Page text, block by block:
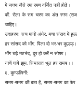
में जगण जैसे रमा रमण वर्जित नहीं होते।
की. रोला के सम चरण का अंत रगण
चाहिए।
उदाहरण: सच मानो अंधेर, मचा संसद में
हर सांसद को भाँग, पिला दो भर-भर
भाँग चढ़े मतभेद, दूर हो करें न संशय।
नाचें गायें झूम, सियासत भूल हर समय।।
६. कुण्डलिनी:
समय-समय की बात है, समय-समय का फेर